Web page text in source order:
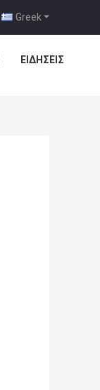
Greek
ΕΙΔΉΣΕΙΣ